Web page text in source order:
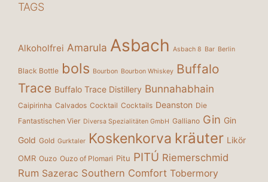
TAGS
Alkoholfrei Amarula Asbach Asbach 8 Bar Berlin
Black Bottle bols Bourbon Bourbon Whiskey Buffalo
Trace Buffalo Trace Distillery Bunnahabhain
Caipirinha Calvados Cocktail Cocktails Deanston Die
Fantastischen Vier Diversa Spezialitäten GmbH Galliano Gin Gin
Gold Gold Gurktaler Koskenkorva kräuter Likör
OMR Ouzo Ouzo of Plomari Pitu PITÚ Riemerschmid
Rum Sazerac Southern Comfort Tobermory